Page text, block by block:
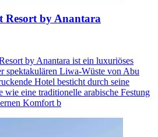
Resort by Anantara
by Anantara ist ein luxuriöses
spektakulären Liwa-Wüste von Abu
Hotel besticht durch seine
eine traditionelle arabische Festung
Komfort b